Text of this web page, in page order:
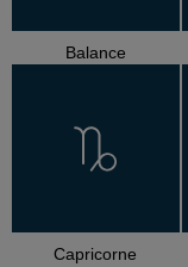
Balance
Capricorne